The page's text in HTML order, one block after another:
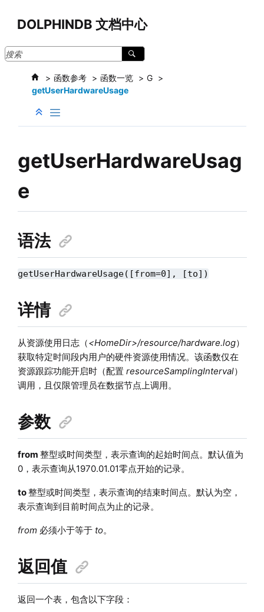
DOLPHINDB 文档中心
函数参考 函数一览
G
getUserHardwareUsage
getUserHardwareUsag
e
语法
getUserHardwareUsage([from=0], [to])
详情
从资源使用日志（<HomeDir>/resource/hardware.log）
获取特定时间段内用户的硬件资源使用情况。该函数仅在
资源跟踪功能开启时（配置 resourceSamplingInterval）
调用，且仅限管理员在数据节点上调用。
参数
from 整型或时间类型，表示查询的起始时间点。默认值为
0，表示查询从1970.01.01零点开始的记录。
to整型或时间类型，表示查询的结束时间点。默认为空，
表示查询到目前时间点为止的记录。
from必须小于等于 to。
返回值
返回一个表，包含以下字段：